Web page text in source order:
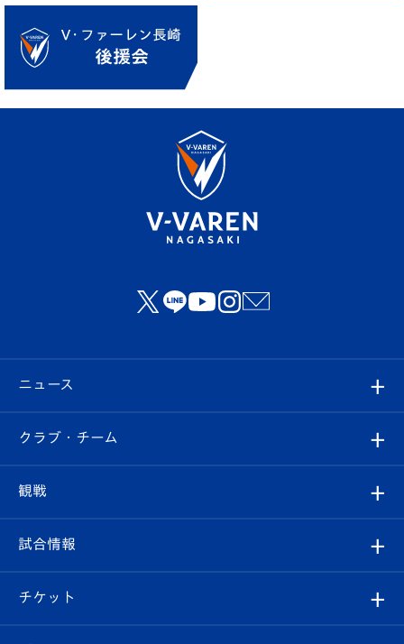
ニュース
すべて
クラブ
試合情報
クラブ・チーム
クラブ概要
エンブレム紹介
観戦
観戦ルール
はじめての観戦ガイド
試合情報
試合日程/結果
チケット